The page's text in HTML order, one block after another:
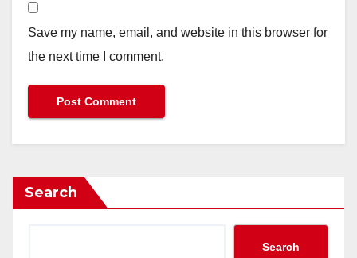
Save my name, email, and website in this browser for
the next time I comment.
Search
Search